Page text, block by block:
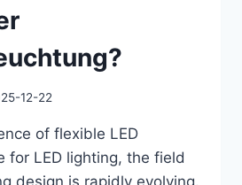
12-22
of flexible LED
for LED lighting, the field
design is rapidly evolving.